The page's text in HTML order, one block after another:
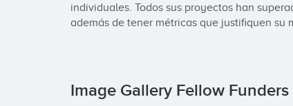
individuales. Todos sus proyectos han
además de tener métricas que justifiquen su
Image Gallery Fellow Funders